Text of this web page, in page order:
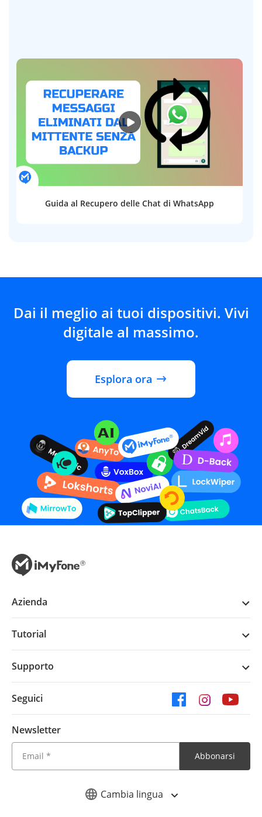
Guida al Recupero delle Chat di WhatsApp
Dai il meglio ai tuoi dispositivi. Vivi
digitale al massimo.
Esplora ora
Cambia lingua
Azienda
Tutorial
Supporto
Seguici
Newsletter
Abbonarsi